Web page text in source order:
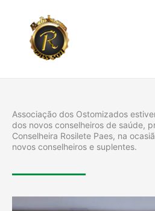
conteúdo
Associação dos Ostomizados
dos novos conselheiros de saúde,
Conselheira Rosilete Paes, na
novos conselheiros e suplentes.